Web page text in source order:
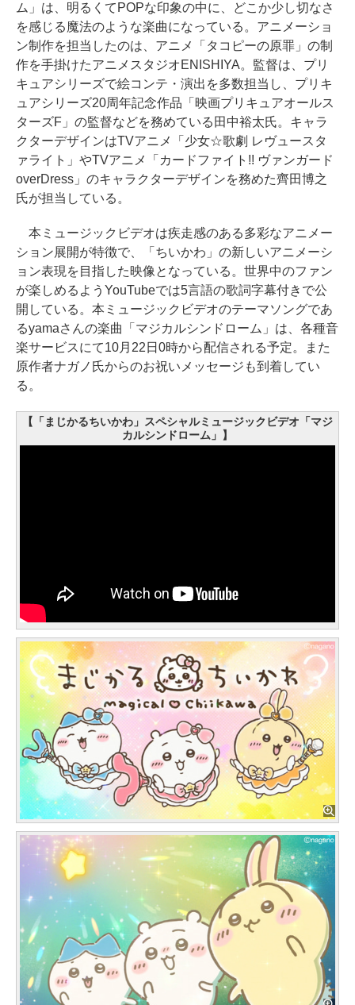
ム」は、明るくてPOPな印象の中に、どこか少し切なさ
を感じる魔法のような楽曲になっている。アニメーショ
ン制作を担当したのは、アニメ「タコピーの原罪」の制
作を手掛けたアニメスタジオENISHIYA。監督は、プリ
キュアシリーズで絵コンテ・演出を多数担当し、プリキ
ュアシリーズ20周年記念作品「映画プリキュアオールス
ターズF」の監督などを務めている田中裕太氏。キャラ
クターデザインはTVアニメ「少女☆歌劇 レヴュースタ
ァライト」やTVアニメ「カードファイト!! ヴァンガード
overDress」のキャラクターデザインを務めた齊田博之
氏が担当している。
本ミュージックビデオは疾走感のある多彩なアニメー
ション展開が特徴で、「ちいかわ」の新しいアニメーシ
ョン表現を目指した映像となっている。世界中のファン
が楽しめるようYouTubeでは5言語の歌詞字幕付きで公
開している。本ミュージックビデオのテーマソングであ
るyamaさんの楽曲「マジカルシンドローム」は、各種音
楽サービスにて10月22日0時から配信される予定。また
原作者ナガノ氏からのお祝いメッセージも到着してい
る。
【「まじかるちいかわ」スペシャルミュージックビデオ「マジ
カルシンドローム」】